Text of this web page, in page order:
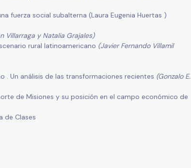
fuerza social subalterna (Laura Eugenia Huertas )
Villarraga y Natalia Grajales)
rural latinoamericano (Javier Fernando Villamil
Un análisis de las transformaciones recientes (Gonzalo E.
de Misiones y su posición en el campo económico de
de Clases